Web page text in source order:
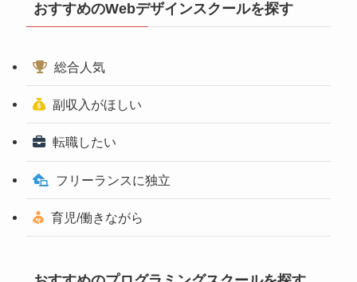
おすすめのWebデザインスクールを探す
総合人気
副収入がほしい
転職したい
フリーランスに独立
育児/働きながら